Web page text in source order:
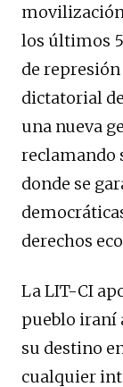
los últimos
de
dictatorial
una nueva
reclamando
donde se
derechos
La LIT-CI
pueblo iraní
su destino
cualquier